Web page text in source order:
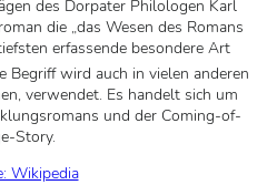
des Dorpater Philologen Karl
die „das Wesen des Romans
erfassende besondere Art
Begriff wird auch in vielen anderen
verwendet. Es handelt sich um
und der Coming-of-
Story.
Wikipedia